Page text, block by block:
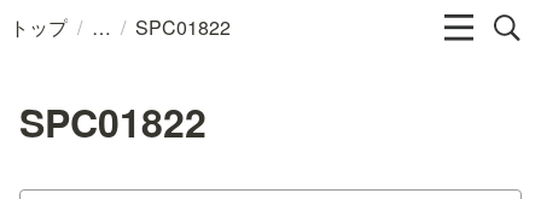
トップ / / SPC01822
SPC01822